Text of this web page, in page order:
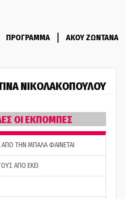
ΠΡΟΓΡΑΜΜΑ ΑΚΟΥ ΖΩΝΤΑΝΑ
ΝΙΚΟΛΑΚΟΠΟΥΛΟΥ
ΟΙ ΕΚΠΟΜΠΕΣ
ΤΗΝ ΜΠΑΛΑ ΦΑΙΝΕΤΑΙ
ΑΠΟ ΕΚΕΙ